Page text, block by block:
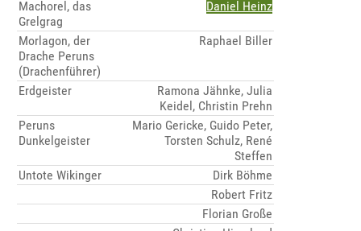
Machorel, das
Grelgrag
Daniel Heinz
Morlagon, der
Drache Peruns
(Drachenführer)
Raphael Biller
Erdgeister
Ramona Jähnke, Julia
Keidel, Christin Prehn
Peruns
Dunkelgeister
Mario Gericke, Guido Peter,
Torsten Schulz, René
Steffen
Untote Wikinger
Dirk Böhme
Robert Fritz
Florian Große